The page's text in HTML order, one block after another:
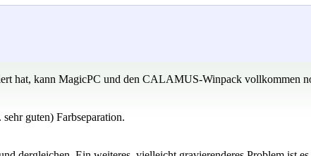
hat, kann MagicPC und den CALAMUS-Winpack vollkommen
guten) Farbseparation.